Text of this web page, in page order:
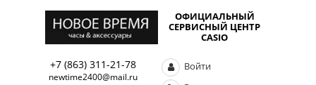
ОФИЦИАЛЬНЫЙ
СЕРВИСНЫЙ ЦЕНТР
CASIO
+7 (863) 311-21-78
newtime2400@mail.ru
Войти